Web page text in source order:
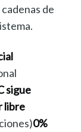
de
sigue
libre
0%